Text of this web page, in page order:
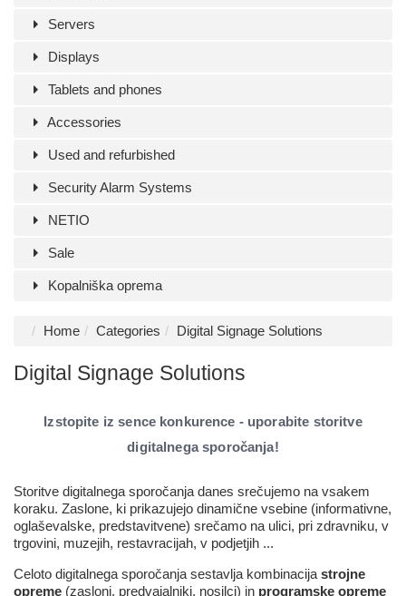
Servers
Displays
Tablets and phones
Accessories
Used and refurbished
Security Alarm Systems
NETIO
Sale
Kopalniška oprema
Home Categories Digital Signage Solutions
Digital Signage Solutions
Izstopite iz sence konkurence - uporabite storitve
digitalnega sporočanja!
Storitve digitalnega sporočanja danes srečujemo na vsakem
koraku. Zaslone, ki prikazujejo dinamične vsebine (informativne,
oglaševalske, predstavitvene) srečamo na ulici, pri zdravniku, v
trgovini, muzejih, restavracijah, v podjetjih ...
Celoto digitalnega sporočanja sestavlja kombinacija strojne
opreme (zasloni, predvajalniki, nosilci) in programske opreme